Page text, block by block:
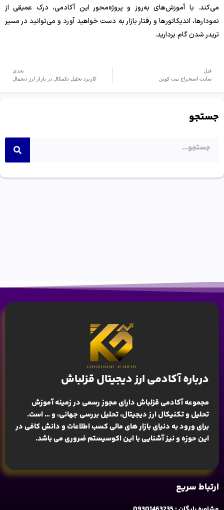
می‌کند. با آموزش‌های به‌روز و پروژه‌محور این آکادمی، درک عمیقی از
نمودارها، اندیکاتورها و رفتار بازار به دست خواهید آورد و می‌توانید در مسیر
تریدر شدن گام بردارید.
قبل
سایت استخراج بیت کوین
بعدی
کاربرد تحلیل تکنیکال در بازار ارز دیجیتال
جستجو
درباره آکادمی ارز دیجیتال قزلباش
مجموعه آکادمی قزلباش دارای مجوز رسمی در زمینهآموزش
تحلیل و تکنیکال ارز دیجیتال، تحلیل بررسی جهانی، و … است.
برای ورود به دنیای بازار های مالی کسب اطلاعات و دانش کافی در
این حوزه و نیز آشنایی با این اکوسیستم ضروری می باشد.
ارتباط سریع